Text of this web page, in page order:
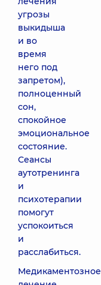
угрозы
выкидыша
и во
время
него под
запретом),
полноценный
сон,
спокойное
эмоциональное
состояние.
Сеансы
аутотренинга
и
психотерапии
помогут
успокоиться
и
расслабиться.
Медикаментозное